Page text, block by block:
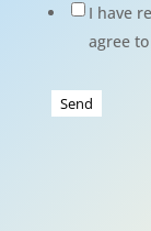
I have
agree